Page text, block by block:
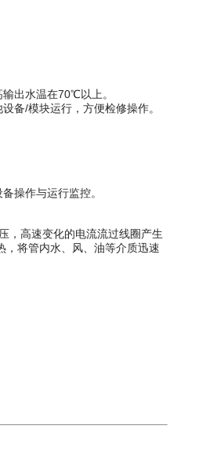
出水温在70℃以上。
备/模块运行，方便检修操作。
操作与运行监控。
，高速变化的电流流过线圈产生
，将管内水、风、油等介质迅速